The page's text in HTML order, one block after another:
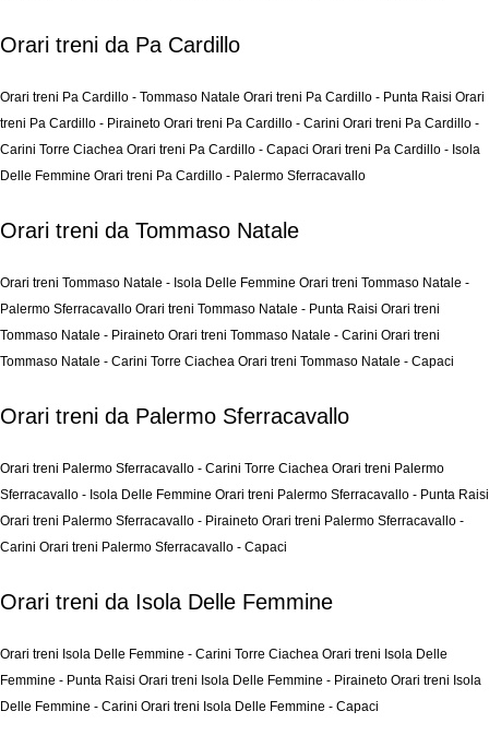
Orari treni da Pa Cardillo
Orari treni Pa Cardillo - Tommaso Natale Orari treni Pa Cardillo - Punta Raisi Orari
treni Pa Cardillo - Piraineto Orari treni Pa Cardillo - Carini Orari treni Pa Cardillo -
Carini Torre Ciachea Orari treni Pa Cardillo - Capaci Orari treni Pa Cardillo - Isola
Delle Femmine Orari treni Pa Cardillo - Palermo Sferracavallo
Orari treni da Tommaso Natale
Orari treni Tommaso Natale - Isola Delle Femmine Orari treni Tommaso Natale -
Palermo Sferracavallo Orari treni Tommaso Natale - Punta Raisi Orari treni
Tommaso Natale - Piraineto Orari treni Tommaso Natale - Carini Orari treni
Tommaso Natale - Carini Torre Ciachea Orari treni Tommaso Natale - Capaci
Orari treni da Palermo Sferracavallo
Orari treni Palermo Sferracavallo - Carini Torre Ciachea Orari treni Palermo
Sferracavallo - Isola Delle Femmine Orari treni Palermo Sferracavallo - Punta Raisi
Orari treni Palermo Sferracavallo - Piraineto Orari treni Palermo Sferracavallo -
Carini Orari treni Palermo Sferracavallo - Capaci
Orari treni da Isola Delle Femmine
Orari treni Isola Delle Femmine - Carini Torre Ciachea Orari treni Isola Delle
Femmine - Punta Raisi Orari treni Isola Delle Femmine - Piraineto Orari treni Isola
Delle Femmine - Carini Orari treni Isola Delle Femmine - Capaci